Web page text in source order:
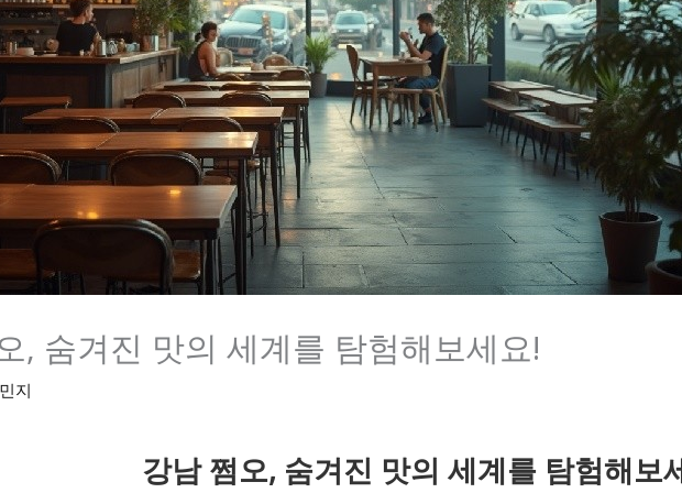
, 숨겨진 맛의 세계를 탐험해보세요!
민지
강남 쩜오, 숨겨진 맛의 세계를 탐험해보